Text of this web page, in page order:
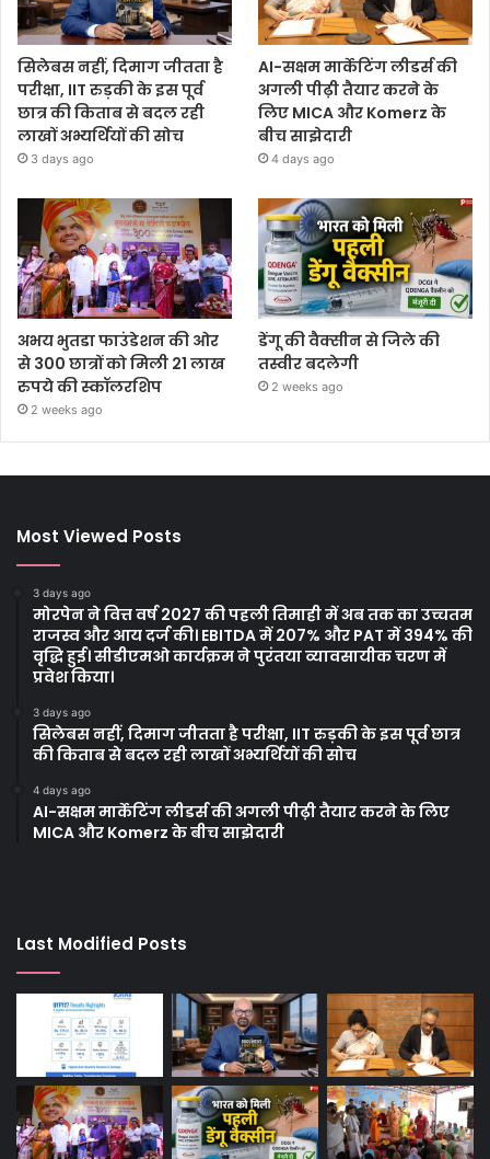
सिलेबस नहीं, दिमाग जीतता है
परीक्षा, IIT रुड़की के इस पूर्व
छात्र की किताब से बदल रही
लाखों अभ्यर्थियों की सोच
3 days ago
AI-सक्षम मार्केटिंग लीडर्स की
अगली पीढ़ी तैयार करने के
लिए MICA और Komerz के
बीच साझेदारी
4 days ago
अभय भुतडा फाउंडेशन की ओर
से 300 छात्रों को मिली 21 लाख
रुपये की स्कॉलरशिप
2 weeks ago
डेंगू की वैक्सीन से जिले की
तस्वीर बदलेगी
2 weeks ago
Most Viewed Posts
3 days ago
मोरपेन ने वित्त वर्ष 2027 की पहली तिमाही में अब तक का उच्चतम
राजस्व और आय दर्ज की। EBITDA में 207% और PAT में 394% की
वृद्धि हुई। सीडीएमओ कार्यक्रम ने पुरंतया व्यावसायीक चरण में
प्रवेश किया।
3 days ago
सिलेबस नहीं, दिमाग जीतता है परीक्षा, IIT रुड़की के इस पूर्व छात्र
की किताब से बदल रही लाखों अभ्यर्थियों की सोच
4 days ago
AI-सक्षम मार्केटिंग लीडर्स की अगली पीढ़ी तैयार करने के लिए
MICA और Komerz के बीच साझेदारी
Last Modified Posts